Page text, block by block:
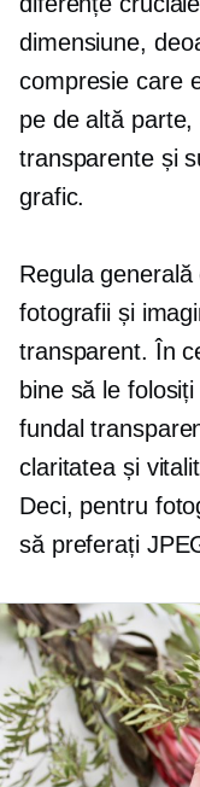
dimensiune,
compresie care
pe de altă
transparente și
grafic.
Regula
fotografii și
transparent. În
bine să le
fundal
claritatea și
Deci, pentru
să preferați